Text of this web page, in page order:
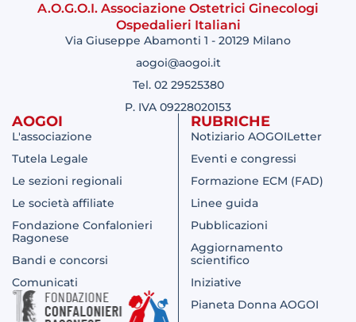
A.O.G.O.I. Associazione Ostetrici Ginecologi
Ospedalieri Italiani
Via Giuseppe Abamonti 1 - 20129 Milano
aogoi@aogoi.it
Tel. 02 29525380
P. IVA 09228020153
AOGOI
L'associazione
Tutela Legale
Le sezioni regionali
Le società affiliate
Fondazione Confalonieri
Ragonese
Bandi e concorsi
Comunicati
RUBRICHE
Notiziario AOGOILetter
Eventi e congressi
Formazione ECM (FAD)
Linee guida
Pubblicazioni
Aggiornamento
scientifico
Iniziative
Pianeta Donna AOGOI